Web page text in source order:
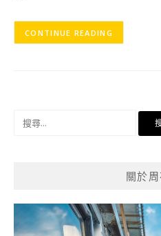
CONTINUE READING
關於